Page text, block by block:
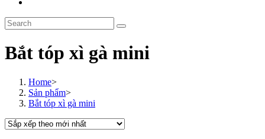
search
Search
this
Bắt tóp xì gà mini
Home>
Sản phẩm>
Bắt tóp xì gà mini